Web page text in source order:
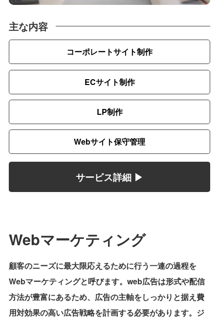
主な内容
コーポレートサイト制作
ECサイト制作
LP制作
Webサイト保守管理
サービス詳細 ▶︎
Webマーケティング
顧客のニーズに最大限応えるために行う一連の過程を
Webマーケティングと呼びます。web広告は形式や配信
方法が豊富にあるため、広告の主軸をしっかりと据え費
用対効果の高い広告戦略を計画する必要があります。ジ